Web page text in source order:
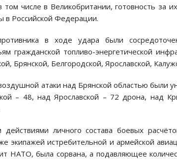
том числе в Великобритании, готовность за
в Российской Федерации.
в ходе удара были
гражданской топливо-энергетической
Брянской, Белгородской, Ярославской,
атаки над Брянской областью были
– 48, над Ярославской – 72 дрона, над
действиями личного состава боевых
экипажей истребительной и армейской
НАТО, была сорвана, а подавляющее